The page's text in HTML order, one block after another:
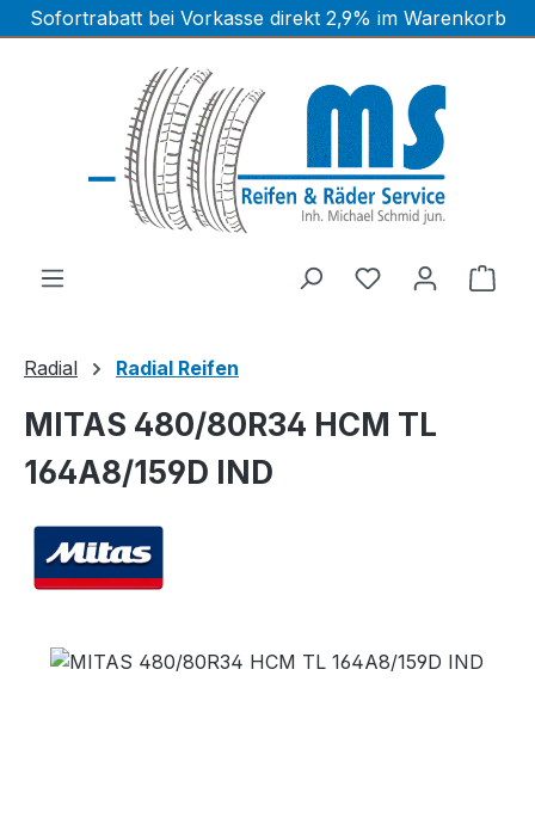
Zum Hauptinhalt springen
Sofortrabatt bei Vorkasse direkt 2,9% im Warenkorb
Radial Radial Reifen
MITAS 480/80R34 HCM TL
164A8/159D IND
Bildergalerie überspringen